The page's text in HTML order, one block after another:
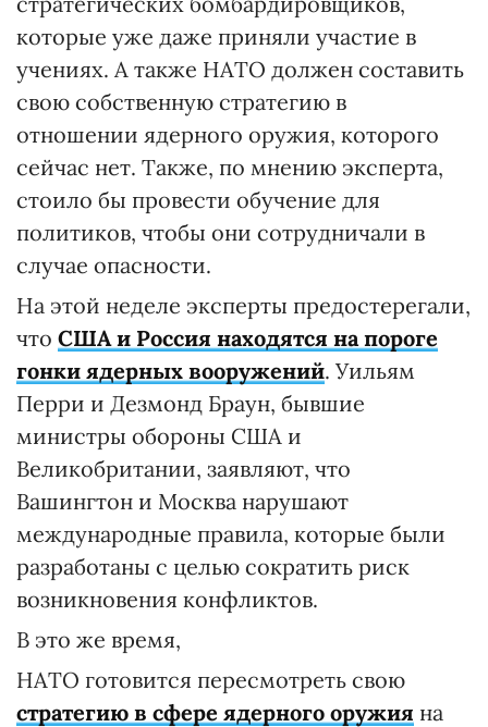
которые уже даже приняли участие в
учениях. А также НАТО должен составить
свою собственную стратегию в
отношении ядерного оружия, которого
сейчас нет. Также, по мнению эксперта,
стоило бы провести обучение для
политиков, чтобы они сотрудничали в
случае опасности.
На этой неделе эксперты предостерегали,
что США и Россия находятся на пороге
гонки ядерных вооружений. Уильям
Перри и Дезмонд Браун, бывшие
министры обороны США и
Великобритании, заявляют, что
Вашингтон и Москва нарушают
международные правила, которые были
разработаны с целью сократить риск
возникновения конфликтов.
В это же время,
НАТО готовится пересмотреть свою
стратегию в сфере ядерного оружия на